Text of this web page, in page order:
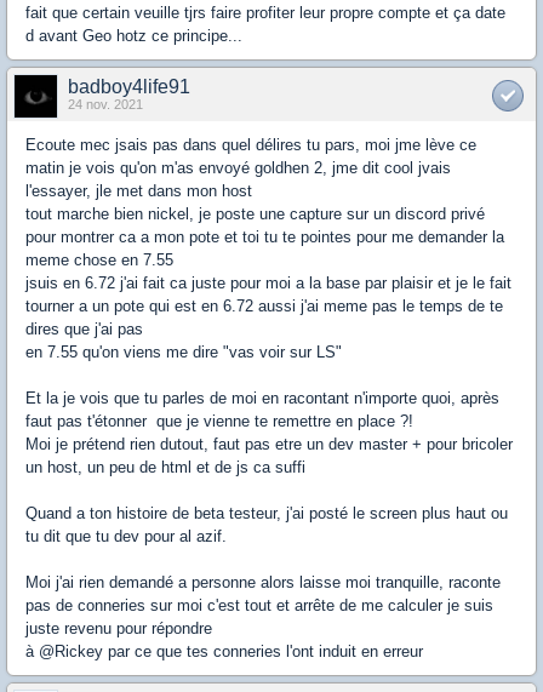
fait que certain veuille tjrs faire profiter leur propre compte et ça date
d avant Geo hotz ce principe...
badboy4life91
24 nov. 2021
Ecoute mec jsais pas dans quel délires tu pars, moi jme lève ce
matin je vois qu'on m'as envoyé goldhen 2, jme dit cool jvais
l'essayer, jle met dans mon host
tout marche bien nickel, je poste une capture sur un discord privé
pour montrer ca a mon pote et toi tu te pointes pour me demander la
meme chose en 7.55
jsuis en 6.72 j'ai fait ca juste pour moi a la base par plaisir et je le fait
tourner a un pote qui est en 6.72 aussi j'ai meme pas le temps de te
dires que j'ai pas
en 7.55 qu'on viens me dire "vas voir sur LS"
Et la je vois que tu parles de moi en racontant n'importe quoi, après
faut pas t'étonner que je vienne te remettre en place ?!
Moi je prétend rien dutout, faut pas etre un dev master + pour bricoler
un host, un peu de html et de js ca suffi
Quand a ton histoire de beta testeur, j'ai posté le screen plus haut ou
tu dit que tu dev pour al azif.
Moi j'ai rien demandé a personne alors laisse moi tranquille, raconte
pas de conneries sur moi c'est tout et arrête de me calculer je suis
juste revenu pour répondre
à @Rickey par ce que tes conneries l'ont induit en erreur